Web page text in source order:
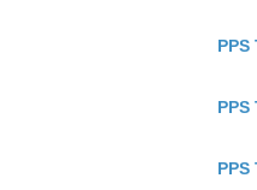
PPS
PPS
PPS